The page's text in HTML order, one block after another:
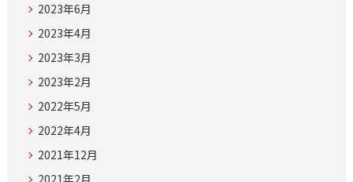
2023年6月
2023年4月
2023年3月
2023年2月
2022年5月
2022年4月
2021年12月
2021年2月